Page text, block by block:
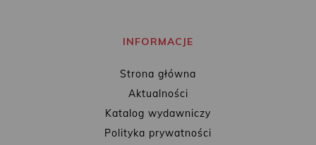
INFORMACJE
Strona główna
Aktualności
Katalog wydawniczy
Polityka prywatności